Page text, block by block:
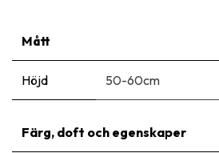
Mått
Höjd 50-60cm
Färg, doft och egenskaper